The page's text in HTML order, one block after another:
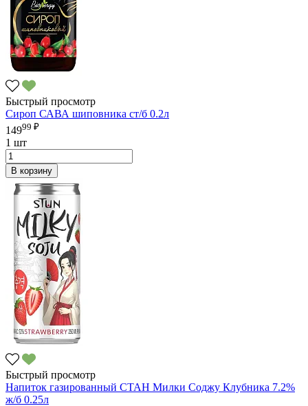
Быстрый просмотр
Сироп САВА шиповника ст/б 0.2л
14999 ₽
1 шт
В корзину
Быстрый просмотр
Напиток газированный СТАН Милки Соджу Клубника 7.2%
ж/б 0.25л